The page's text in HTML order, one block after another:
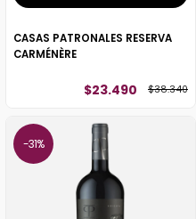
CASAS PATRONALES RESERVA
CARMÉNÈRE
$23.490 $38.340
31%